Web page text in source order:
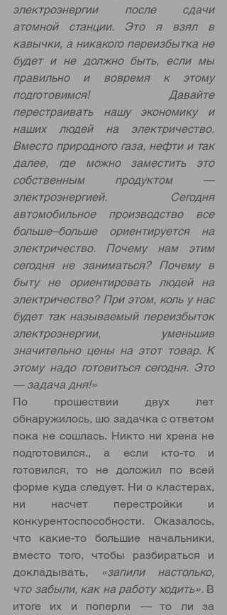
электроэнергии после сдачи
атомной станции. Это я взял в
кавычки, а никакого переизбытка не
будет и не должно быть, если мы
правильно и вовремя к этому
подготовимся! Давайте
перестраивать нашу экономику и
наших людей на электричество.
Вместо природного газа, нефти и так
далее, где можно заместить это
собственным продуктом —
электроэнергией. Сегодня
автомобильное производство все
больше–больше ориентируется на
электричество. Почему нам этим
сегодня не заниматься? Почему в
быту не ориентировать людей на
электричество? При этом, коль у нас
будет так называемый переизбыток
электроэнергии, уменьшив
значительно цены на этот товар. К
этому надо готовиться сегодня. Это
— задача дня!»
По прошествии двух лет
обнаружилось, шо задачка с ответом
пока не сошлась. Никто ни хрена не
подготовился., а если кто-то и
готовился, то не доложил по всей
форме куда следует. Ни о кластерах,
ни насчет перестройки и
конкурентоспособности. Оказалось,
что какие-то большие начальники,
вместо того, чтобы разбираться и
докладывать,
«запили настолько,
что забыли, как на работу ходить». В
итоге их и поперли — то ли за